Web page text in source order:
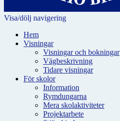
Visa/dölj navigering
Hem
Visningar
Visningar och bokningar
Vägbeskrivning
Tidare visningar
För skolor
Information
Rymdungarna
Mera skolaktiviteter
Projektarbete